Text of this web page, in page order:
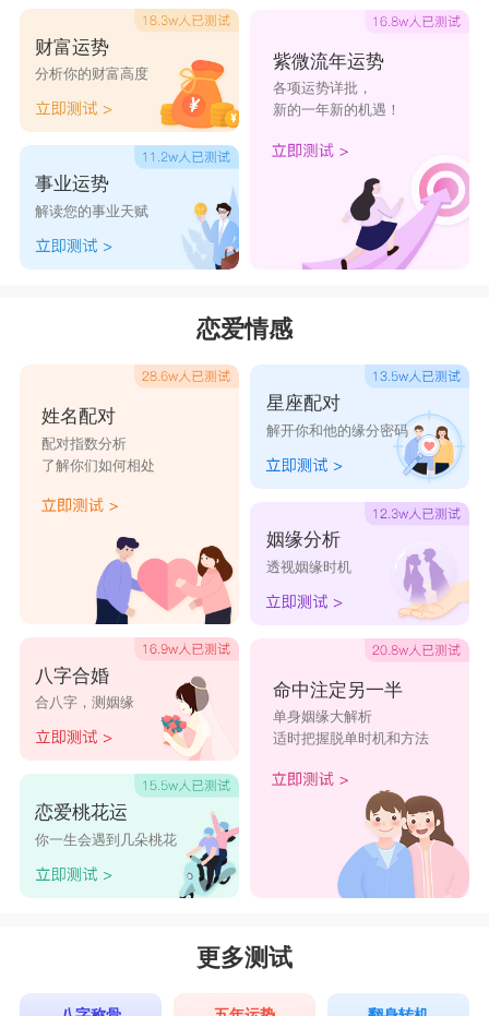
财富运势
分析你的财富高度
事业运势
解读您的事业天赋
紫微流年运势
各项运势详批，
新的一年新的机遇！
恋爱情感
姓名配对
配对指数分析
了解你们如何相处
八字合婚
合八字，测姻缘
恋爱桃花运
你一生会遇到几朵桃花
星座配对
解开你和他的缘分密码
姻缘分析
透视姻缘时机
命中注定另一半
单身姻缘大解析
适时把握脱单时机和方法
更多测试